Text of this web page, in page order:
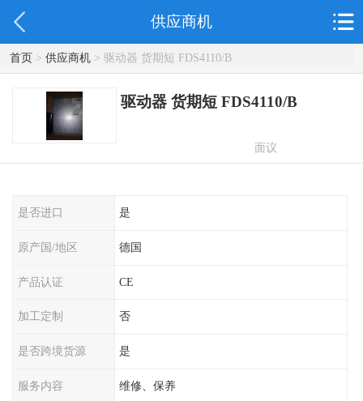
供应商机
首页> 供应商机> 驱动器 货期短 FDS4110/B
驱动器 货期短 FDS4110/B
面议
是否进口 是
原产国/地区 德国
产品认证 CE
加工定制 否
是否跨境货源 是
服务内容 维修、保养